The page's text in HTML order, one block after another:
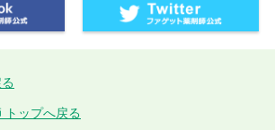
トップへ戻る